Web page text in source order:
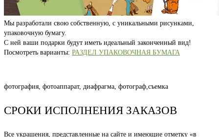
Мы разработали свою собственную, с уникальными рисунками,
упаковочную бумагу.
С ней ваши подарки будут иметь идеальный законченный вид!
Посмотреть варианты: РАЗДЕЛ УПАКОВОЧНАЯ БУМАГА
фотография, фотоаппарат, диафрагма, фотограф,съемка
СРОКИ ИСПОЛНЕНИЯ ЗАКАЗОВ
Все украшения, представленные на сайте и имеющие отметку «в